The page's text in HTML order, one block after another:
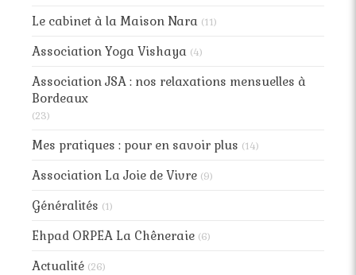
Le cabinet à la Maison Nara (11)
Association Yoga Vishaya (4)
Association JSA : nos relaxations mensuelles à
Bordeaux
(23)
Mes pratiques : pour en savoir plus (14)
Association La Joie de Vivre (9)
Généralités (1)
Ehpad ORPEA La Chêneraie (6)
Actualité (26)